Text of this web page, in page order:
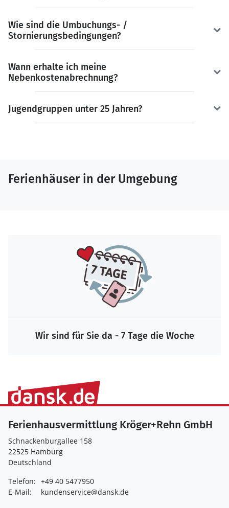
Wie sind die Umbuchungs- /
Stornierungsbedingungen?
Wann erhalte ich meine
Nebenkostenabrechnung?
Jugendgruppen unter 25 Jahren?
Ferienhäuser in der Umgebung
Wir sind für Sie da - 7 Tage die Woche
Ferienhausvermittlung Kröger+Rehn GmbH
Schnackenburgallee 158
22525 Hamburg
Deutschland
Telefon: +49 40 5477950
E-Mail:
kundenservice@dansk.de